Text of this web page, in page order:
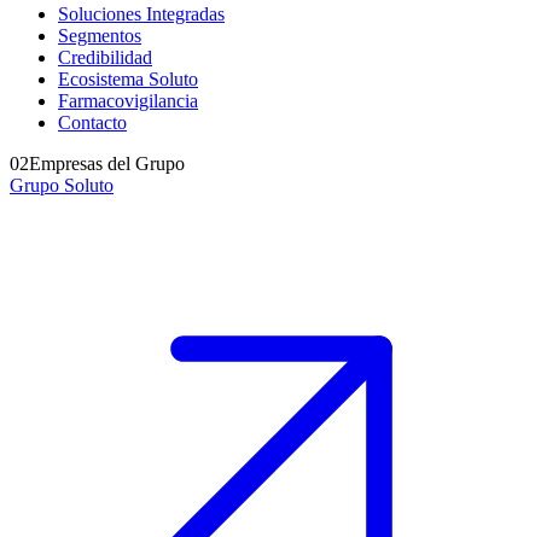
ContactoSoluciones Integradas
Segmentos
Credibilidad
Ecosistema Soluto
Farmacovigilancia
Contacto
02Empresas del Grupo
Grupo Soluto